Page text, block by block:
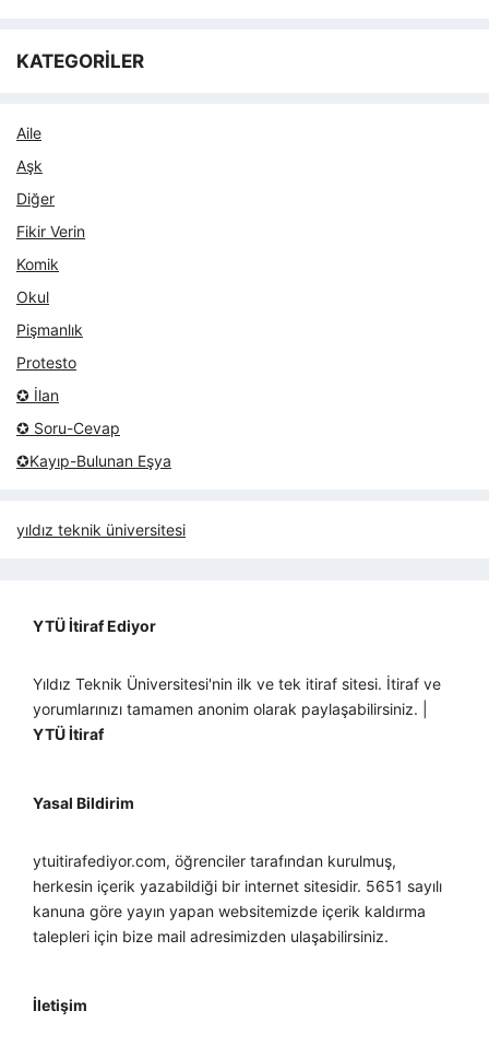
KATEGORİLER
Aile
Aşk
Diğer
Fikir Verin
Komik
Okul
Pişmanlık
Protesto
✪ İlan
✪ Soru-Cevap
✪Kayıp-Bulunan Eşya
yıldız teknik üniversitesi
YTÜ İtiraf Ediyor
Yıldız Teknik Üniversitesi'nin ilk ve tek itiraf sitesi. İtiraf ve
yorumlarınızı tamamen anonim olarak paylaşabilirsiniz. |
YTÜ İtiraf
Yasal Bildirim
ytuitirafediyor.com, öğrenciler tarafından kurulmuş,
herkesin içerik yazabildiği bir internet sitesidir. 5651 sayılı
kanuna göre yayın yapan websitemizde içerik kaldırma
talepleri için bize mail adresimizden ulaşabilirsiniz.
İletişim